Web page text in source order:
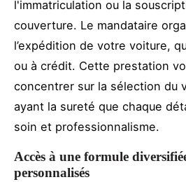
l'immatriculation ou la
couverture. Le mandataire
l’expédition de votre voiture,
ou à crédit. Cette prestation
concentrer sur la sélection du
ayant la sureté que chaque
soin et professionnalisme.
Accès à une formule
personnalisés